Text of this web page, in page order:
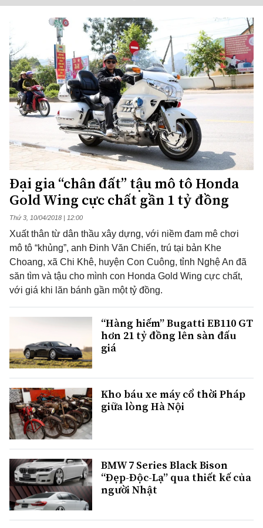
Đại gia “chân đất” tậu mô tô Honda
Gold Wing cực chất gần 1 tỷ đồng
Thứ 3, 10/04/2018 | 12:00
Xuất thân từ dân thầu xây dựng, với niềm đam mê chơi
mô tô “khủng”, anh Đinh Văn Chiến, trú tại bản Khe
Choang, xã Chi Khê, huyện Con Cuông, tỉnh Nghệ An đã
săn tìm và tậu cho mình con Honda Gold Wing cực chất,
với giá khi lăn bánh gần một tỷ đồng.
“Hàng hiếm” Bugatti EB110 GT
hơn 21 tỷ đồng lên sàn đấu
giá
Kho báu xe máy cổ thời Pháp
giữa lòng Hà Nội
BMW 7 Series Black Bison
“Đẹp-Độc-Lạ” qua thiết kế của
người Nhật